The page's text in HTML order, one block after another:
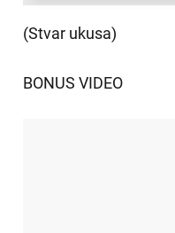
(Stvar ukusa)
BONUS VIDEO